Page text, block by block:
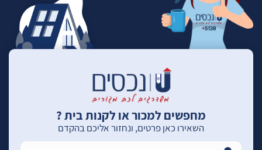
מחפשים למכור או לקנות בית ?
השאירו כאן פרטים, ונחזור אליכם בהקדם